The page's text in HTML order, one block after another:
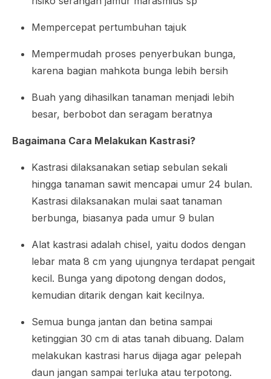
Mempercepat pertumbuhan tajuk
Mempermudah proses penyerbukan bunga,
karena bagian mahkota bunga lebih bersih
Buah yang dihasilkan tanaman menjadi lebih
besar, berbobot dan seragam beratnya
Bagaimana Cara Melakukan Kastrasi?
Kastrasi dilaksanakan setiap sebulan sekali
hingga tanaman sawit mencapai umur 24 bulan.
Kastrasi dilaksanakan mulai saat tanaman
berbunga, biasanya pada umur 9 bulan
Alat kastrasi adalah chisel, yaitu dodos dengan
lebar mata 8 cm yang ujungnya terdapat pengait
kecil. Bunga yang dipotong dengan dodos,
kemudian ditarik dengan kait kecilnya.
Semua bunga jantan dan betina sampai
ketinggian 30 cm di atas tanah dibuang. Dalam
melakukan kastrasi harus dijaga agar pelepah
daun jangan sampai terluka atau terpotong.